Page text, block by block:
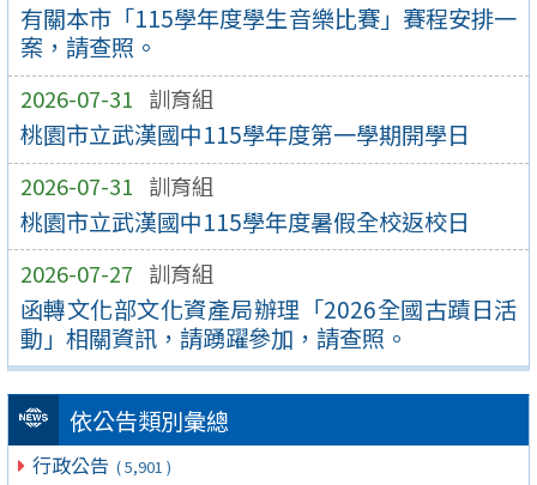
有關本市「115學年度學生音樂比賽」賽程安排一
案，請查照。
2026-07-31 訓育組
桃園市立武漢國中115學年度第一學期開學日
2026-07-31 訓育組
桃園市立武漢國中115學年度暑假全校返校日
2026-07-27 訓育組
函轉文化部文化資產局辦理「2026全國古蹟日活
動」相關資訊，請踴躍參加，請查照。
依公告類別彙總
行政公告 ( 5,901 )